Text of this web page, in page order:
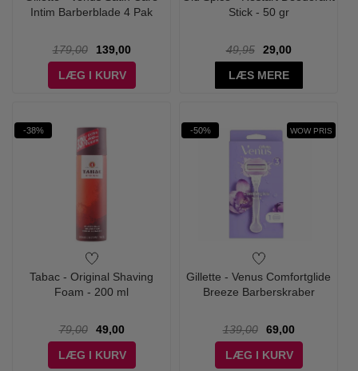
Intim Barberblade 4 Pak
179,00
139,00
LÆG I KURV
Stick - 50 gr
49,95
29,00
LÆS MERE
-38%
Tabac - Original Shaving
Foam - 200 ml
79,00
49,00
LÆG I KURV
-50% WOW PRIS
Gillette - Venus Comfortglide
Breeze Barberskraber
139,00
69,00
LÆG I KURV